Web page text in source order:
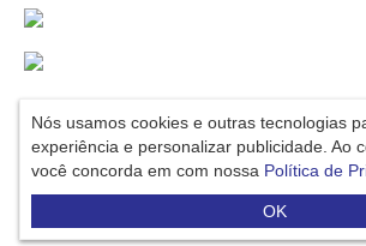
Fale agora com um
Nós usamos cookies e outras tecnologias
experiência e personalizar publicidade. Ao
você concorda em com nossa Política de
OK
31615-250
RAFAS COMERCIAL DE
DESENVOLVIDO POR
CONSTRUSITE BRASIL